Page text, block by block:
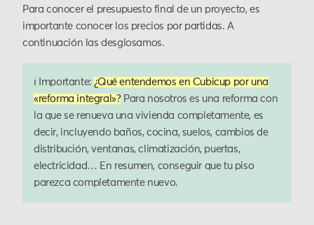
Para conocer el presupuesto final de un proyecto, es
importante conocer los precios por partidas. A
continuación las desglosamos.
ℹ️ Importante: ¿Qué entendemos en Cubicup por una
«reforma integral»? Para nosotros es una reforma con
la que se renueva una vivienda completamente, es
decir, incluyendo baños, cocina, suelos, cambios de
distribución, ventanas, climatización, puertas,
electricidad… En resumen, conseguir que tu piso
parezca completamente nuevo.